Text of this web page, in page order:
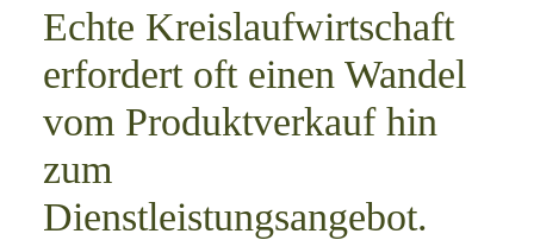
Echte Kreislaufwirtschaft
erfordert oft einen Wandel
vom Produktverkauf hin
zum
Dienstleistungsangebot.